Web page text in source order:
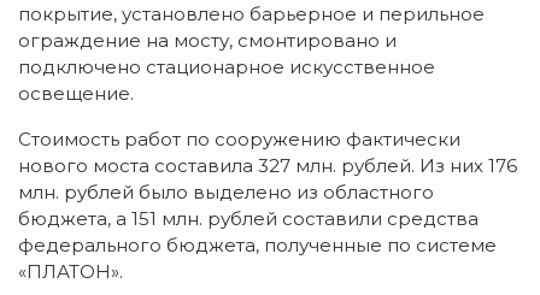
покрытие, установлено барьерное и перильное
ограждение на мосту, смонтировано и
подключено стационарное искусственное
освещение.
Стоимость работ по сооружению фактически
нового моста составила 327 млн. рублей. Из них 176
млн. рублей было выделено из областного
бюджета, а 151 млн. рублей составили средства
федерального бюджета, полученные по системе
«ПЛАТОН».